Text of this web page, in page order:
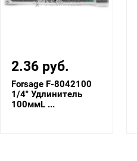
2.36 руб.
Forsage F-8042100
1/4" Удлинитель
100ммL ...